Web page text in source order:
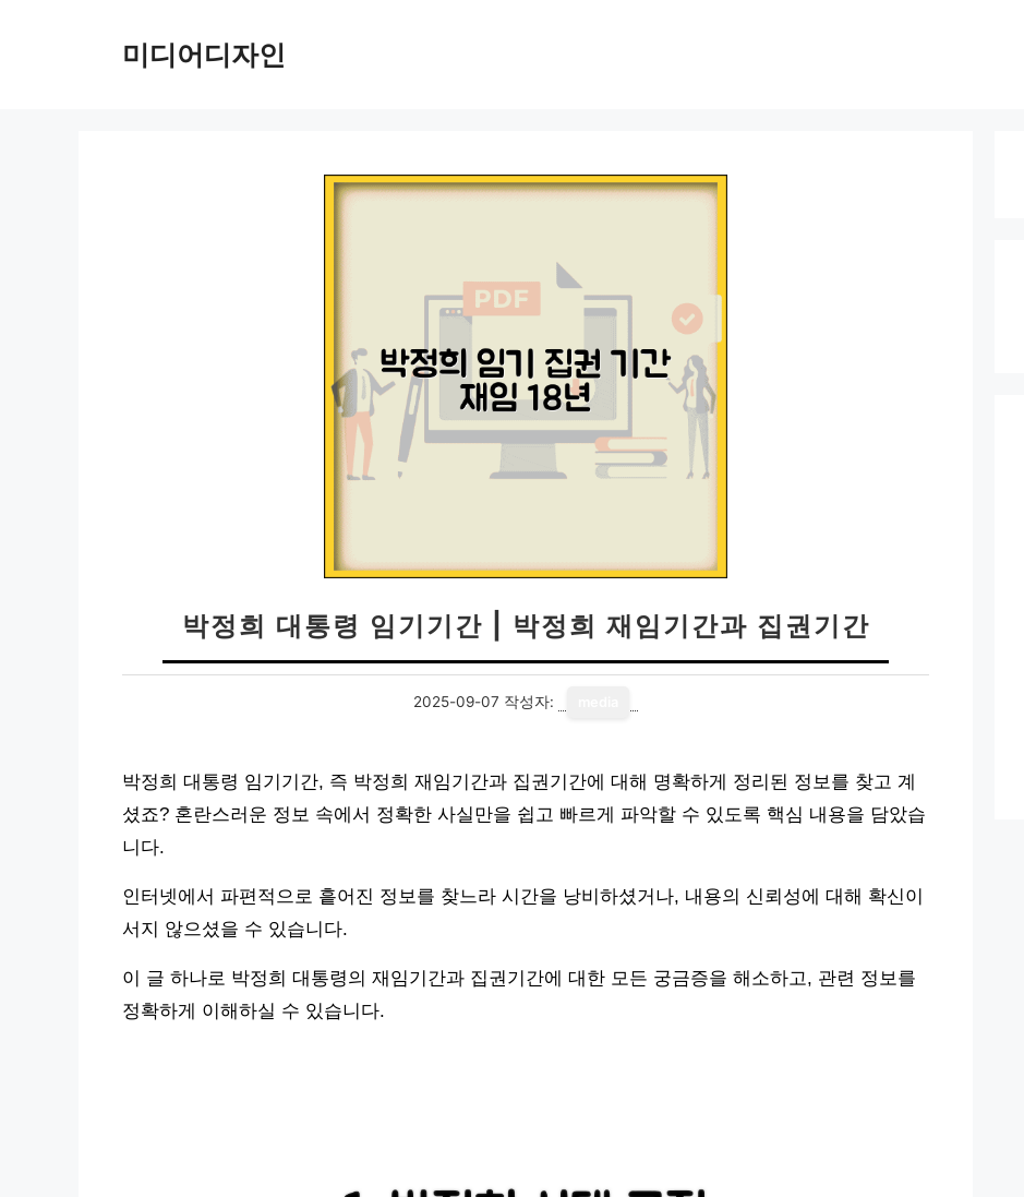
미디어디자인
박정희 대통령 임기기간 | 박정희 재임기간과 집권기간
2025-09-07 작성자:
박정희 대통령 임기기간, 즉 박정희 재임기간과 집권기간에 대해 명확하게 정리된 정보를 찾고 계
셨죠? 혼란스러운 정보 속에서 정확한 사실만을 쉽고 빠르게 파악할 수 있도록 핵심 내용을 담았습
니다.
인터넷에서 파편적으로 흩어진 정보를 찾느라 시간을 낭비하셨거나, 내용의 신뢰성에 대해 확신이
서지 않으셨을 수 있습니다.
이 글 하나로 박정희 대통령의 재임기간과 집권기간에 대한 모든 궁금증을 해소하고, 관련 정보를
정확하게 이해하실 수 있습니다.